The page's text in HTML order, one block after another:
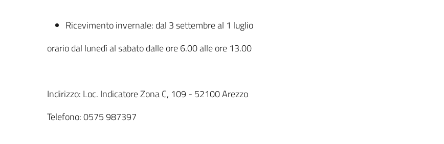
Ricevimento invernale: dal 3 settembre al 1 luglio
orario dal lunedì al sabato dalle ore 6.00 alle ore 13.00
Indirizzo: Loc. Indicatore Zona C, 109 - 52100 Arezzo
Telefono: 0575 987397